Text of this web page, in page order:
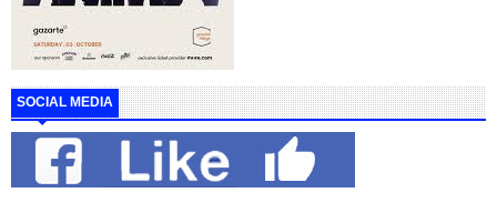
SOCIAL MEDIA